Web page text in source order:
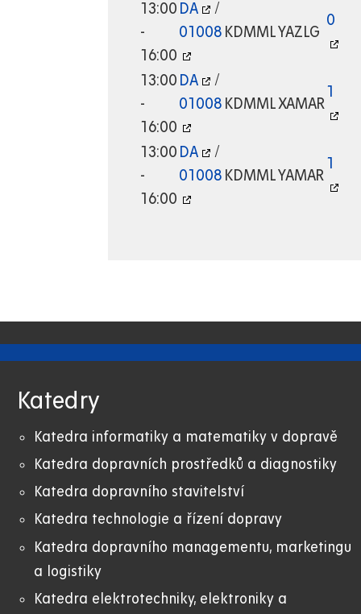
13:00
-
16:00
DA
/
01008 KDMMLYAZLG
0
13:00
-
16:00
DA
/
01008 KDMMLXAMAR
1
13:00
-
16:00
DA
/
01008 KDMMLYAMAR
1
Katedry
Katedra informatiky a matematiky v dopravě
Katedra dopravních prostředků a diagnostiky
Katedra dopravního stavitelství
Katedra technologie a řízení dopravy
Katedra dopravního managementu, marketingu
a logistiky
Katedra elektrotechniky, elektroniky a